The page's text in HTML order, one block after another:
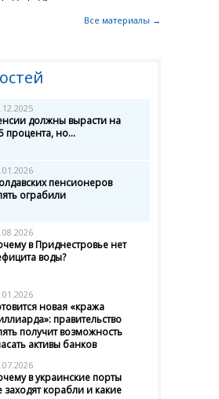
Все материалы →
должны вырасти на
процента, но...
пенсионеров
ограбили
в Приднестровье нет
воды?
новая «кража
правительство
получит возможность
активы банков
в украинские порты
заходят корабли и какие